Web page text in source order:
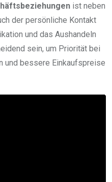
ist neben
der persönliche Kontakt
und das Aushandeln
sein, um Priorität bei
und bessere Einkaufspreise